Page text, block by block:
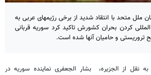
ملل متحد با انتقاد شدید از برخی رژیمهای عربی به
کردن بحران کشورش تاکید کرد سوریه قربانی
تروریستی و حامیان آنها شده است.
نقل از الجزیره، بشار الجعفری نماینده سوریه در